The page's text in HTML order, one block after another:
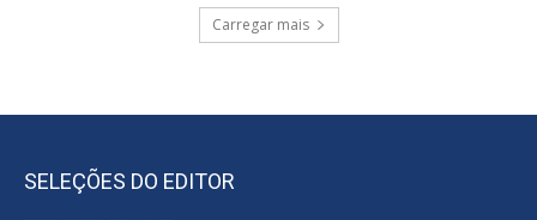
Carregar mais
SELEÇÕES DO EDITOR